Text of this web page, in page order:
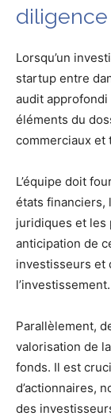
diligence
Lorsqu’un
startup entre
audit approfondi
éléments du
commerciaux et
L’équipe doit
états financiers,
juridiques et les
anticipation de
investisseurs et
l’investissement.
Parallèlement,
valorisation de
fonds. Il est
d’actionnaires,
des